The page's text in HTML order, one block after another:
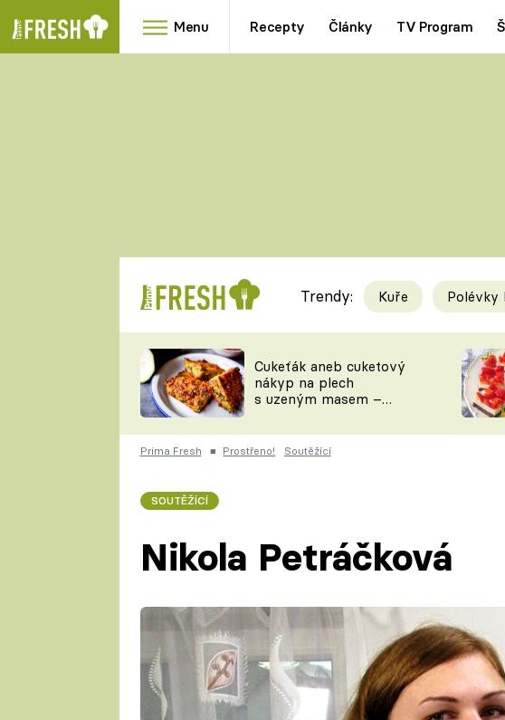
Menu Recepty Články TV Program
RYCHLOVKY
Videorecepty
TEĎ VAŘÍ ŠÉF!
ČESKO NA TALÍŘI
Trendy: Kuře Polévky
Cukeťák aneb cuketový
nákyp na plech
s uzeným masem –
zpracovat přerostlé
cukety
Prima Fresh ■ Prostřeno! Soutěžící
SOUTĚŽÍCÍ
Nikola Petráčková